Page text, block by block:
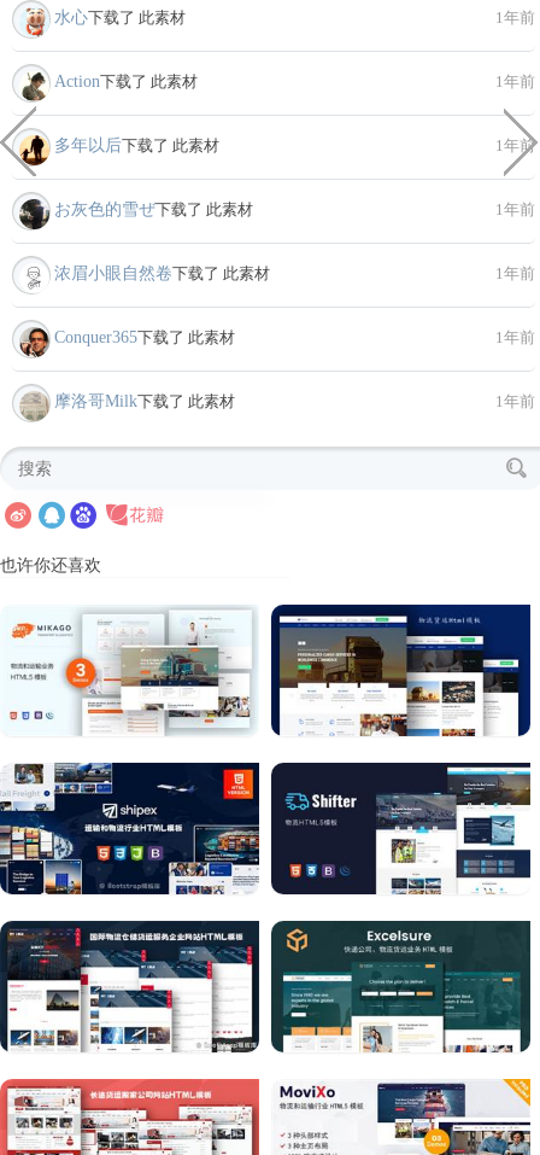
水心下载了 此素材 1年前
Action下载了 此素材 1年前
多年以后下载了 此素材 1年前
お灰色的雪ぜ下载了 此素材 1年前
浓眉小眼自然卷下载了 此素材 1年前
Conquer365下载了 此素材 1年前
摩洛哥Milk下载了 此素材 1年前
也许你还喜欢